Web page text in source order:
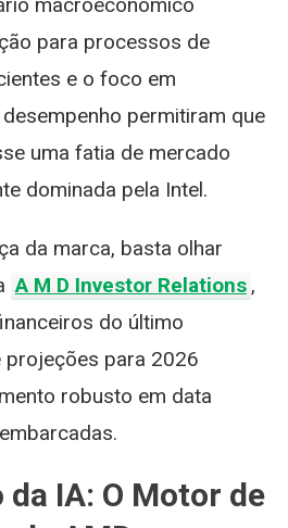
para processos de
e o foco em
permitiram que
uma fatia de mercado
dominada pela Intel.
da marca, basta olhar
A M D Investor Relations ,
do último
para 2026
robusto em data
da IA: O Motor de